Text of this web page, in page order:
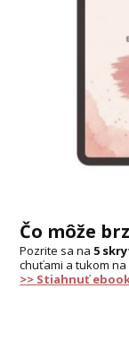
Čo môže
Pozrite sa na 5
chuťami a tukom na
>> Stiahnuť